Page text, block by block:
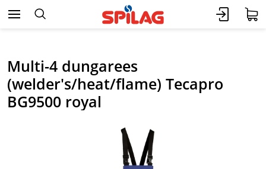
Multi-4 dungarees
(welder's/heat/flame) Tecapro
BG9500 royal